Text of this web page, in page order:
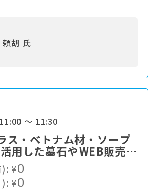
頼胡 氏
～ 11:30
ス・ベトナム材・ソープ
用した墓石やWEB販売出
紹介。
):¥0
):¥0